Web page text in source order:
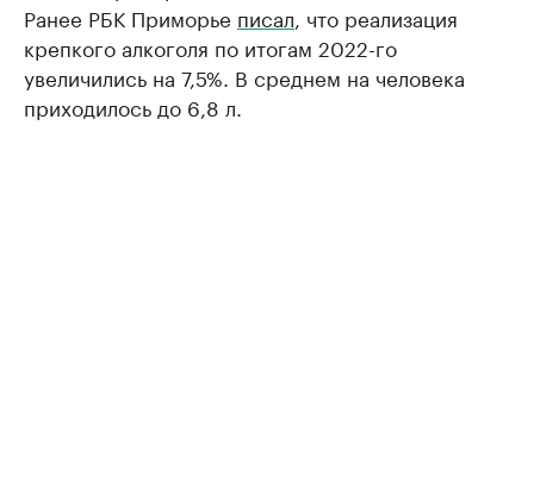
Ранее РБК Приморье писал , что реализация
крепкого алкоголя по итогам 2022-го
увеличились на 7,5%. В среднем на человека
приходилось до 6,8 л.